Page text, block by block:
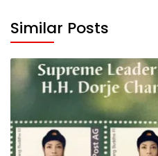
Similar Posts